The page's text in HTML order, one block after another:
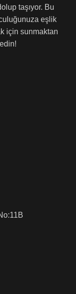
taşıyor. Bu
eşlik
için sunmaktan